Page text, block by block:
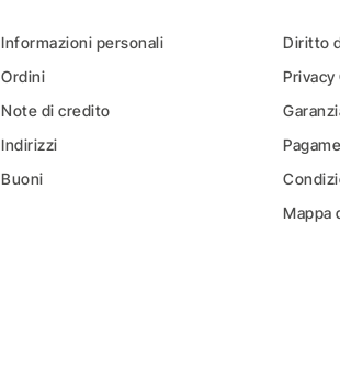
Informazioni personali
Ordini
Note di credito
Indirizzi
Buoni
Diritto
Privacy
Mappa